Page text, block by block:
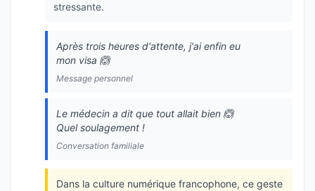
stressante.
Après trois heures d'attente, j'ai enfin eu
mon visa 🙆
Message personnel
Le médecin a dit que tout allait bien 🙆
Quel soulagement !
Conversation familiale
Dans la culture numérique francophone, ce geste